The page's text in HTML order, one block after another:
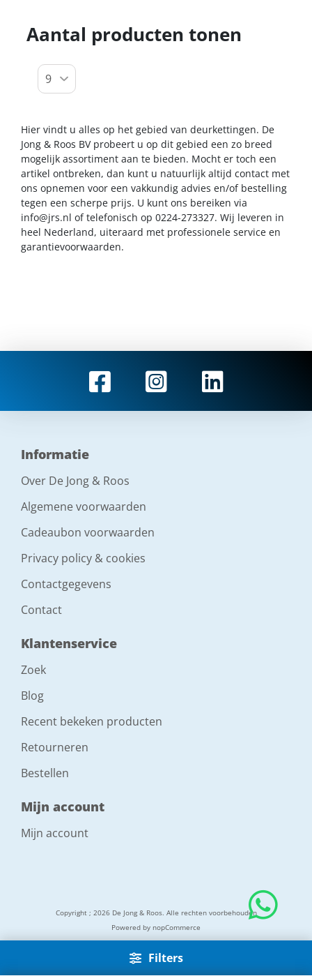
Filters
Aantal producten tonen
Hier vindt u alles op het gebied van deurkettingen. De
Jong & Roos BV probeert u op dit gebied een zo breed
mogelijk assortiment aan te bieden. Mocht er toch een
artikel ontbreken, dan kunt u natuurlijk altijd contact met
ons opnemen voor een vakkundig advies en/of bestelling
tegen een scherpe prijs. U kunt ons bereiken via
info@jrs.nl of telefonisch op 0224-273327. Wij leveren in
heel Nederland, uiteraard met professionele service en
garantievoorwaarden.
Informatie
Over De Jong & Roos
Algemene voorwaarden
Cadeaubon voorwaarden
Privacy policy & cookies
Contactgegevens
Contact
Klantenservice
Zoek
Blog
Recent bekeken producten
Retourneren
Bestellen
Mijn account
Mijn account
Copyright ; 2026 De Jong & Roos. Alle rechten voorbehouden
Powered by nopCommerce